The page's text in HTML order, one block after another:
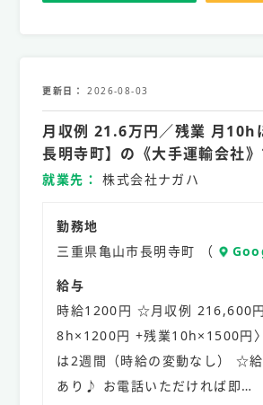
更新日 2026-08-03
月収例 21.6万円／残業 月10h
長明寺町】の《大手運輸会社
就業先 株式会社ナガハ
勤務地
三重県亀山市長明寺町 （
給与
時給1200円 ☆月収例 216,600
8h×1200円 +残業10h×1500円
は2週間（時給の変動なし） ☆
あり♪ お電話いただければ即…